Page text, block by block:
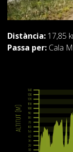
Distància: 17,85
Passa per: Cala